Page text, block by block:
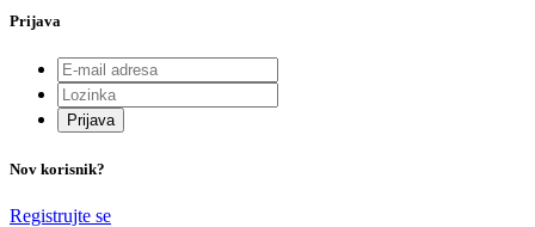
Prijava
Prijava
Nov korisnik?
Registrujte se